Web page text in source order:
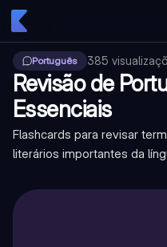
Português 385
Revisão de
Essenciais
Flashcards para revisar
literários importantes da